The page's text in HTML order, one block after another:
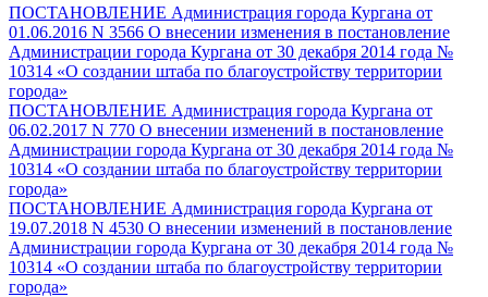
ПОСТАНОВЛЕНИЕ Администрация города Кургана от
01.06.2016 N 3566 О внесении изменения в постановление
Администрации города Кургана от 30 декабря 2014 года №
10314 «О создании штаба по благоустройству территории
города»
ПОСТАНОВЛЕНИЕ Администрация города Кургана от
06.02.2017 N 770 О внесении изменений в постановление
Администрации города Кургана от 30 декабря 2014 года №
10314 «О создании штаба по благоустройству территории
города»
ПОСТАНОВЛЕНИЕ Администрация города Кургана от
19.07.2018 N 4530 О внесении изменений в постановление
Администрации города Кургана от 30 декабря 2014 года №
10314 «О создании штаба по благоустройству территории
города»